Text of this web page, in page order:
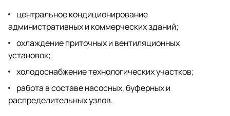
центральное кондиционирование
административных и коммерческих зданий;
охлаждение приточных и вентиляционных
установок;
холодоснабжение технологических участков;
работа в составе насосных, буферных и
распределительных узлов.